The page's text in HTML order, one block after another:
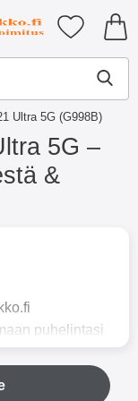
Tibro
Suosikkini
Ultra 5G (G998B)
5G –
&
puhelintasi
niin hyvin
– kuten
Ja myös